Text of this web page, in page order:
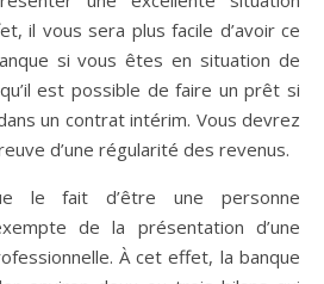
il vous sera plus facile d’avoir ce
si vous êtes en situation de
est possible de faire un prêt si
un contrat intérim. Vous devrez
d’une régularité des revenus.
le fait d’être une personne
de la présentation d’une
À cet effet, la banque